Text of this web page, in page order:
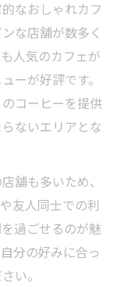
なおしゃれカフ
な店舗が数多く
人気のカフェが
ーが好評です。
コーヒーを提供
ないエリアとな
舗も多いため、
友人同士での利
過ごせるのが魅
分の好みに合っ
い。